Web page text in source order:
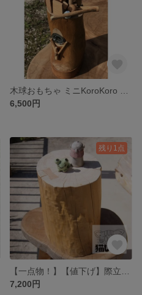
6,500円
残り1点
7,200円